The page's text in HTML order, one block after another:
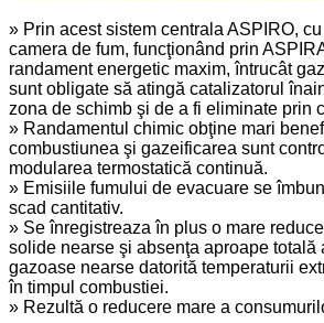
» Prin acest sistem centrala ASPIRO,
camera de fum, funcţionând prin
randament energetic maxim, întrucât
sunt obligate să atingă catalizatorul
zona de schimb şi de a fi eliminate prin
» Randamentul chimic obţine mari
combustiunea şi gazeificarea sunt
modularea termostatică continuă.
» Emisiile fumului de evacuare se
scad cantitativ.
» Se înregistreaza în plus o mare
solide nearse şi absenţa aproape totală
gazoase nearse datorită temperaturii
în timpul combustiei.
» Rezultă o reducere mare a